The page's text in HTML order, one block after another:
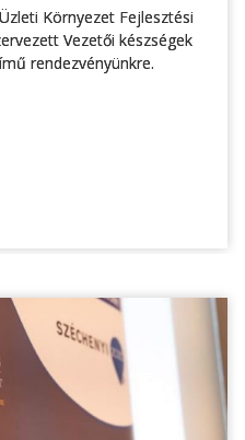
Környezet Fejlesztési
Vezetői készségek
rendezvényünkre.